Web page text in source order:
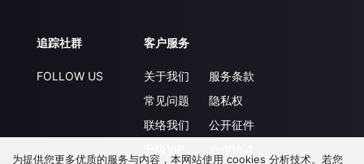
追踪社群
FOLLOW US
客户服务
关于我们
常见问题
联络我们
服务条款
隐私权
公开征件
为提供您更多优质的服务与内容，本网站使用 cookies 分析技术。若您